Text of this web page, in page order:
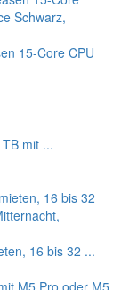
15-Core CPU
mit ...
16 bis 32 ...
M5 Pro oder M5